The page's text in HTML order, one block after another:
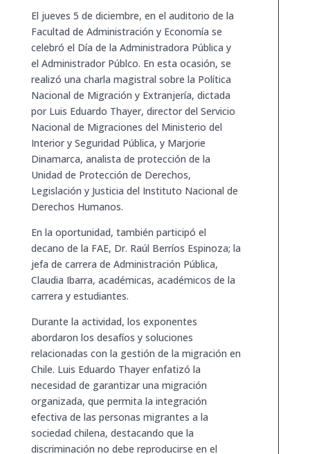
El jueves 5 de diciembre, en el auditorio de la
Facultad de Administración y Economía se
celebró el Día de la Administradora Pública y
el Administrador Públco. En esta ocasión, se
realizó una charla magistral sobre la Política
Nacional de Migración y Extranjería, dictada
por Luis Eduardo Thayer, director del Servicio
Nacional de Migraciones del Ministerio del
Interior y Seguridad Pública, y Marjorie
Dinamarca, analista de protección de la
Unidad de Protección de Derechos,
Legislación y Justicia del Instituto Nacional de
Derechos Humanos.
En la oportunidad, también participó el
decano de la FAE, Dr. Raúl Berríos Espinoza; la
jefa de carrera de Administración Pública,
Claudia Ibarra, académicas, académicos de la
carrera y estudiantes.
Durante la actividad, los exponentes
abordaron los desafíos y soluciones
relacionadas con la gestión de la migración en
Chile. Luis Eduardo Thayer enfatizó la
necesidad de garantizar una migración
organizada, que permita la integración
efectiva de las personas migrantes a la
sociedad chilena, destacando que la
discriminación no debe reproducirse en el